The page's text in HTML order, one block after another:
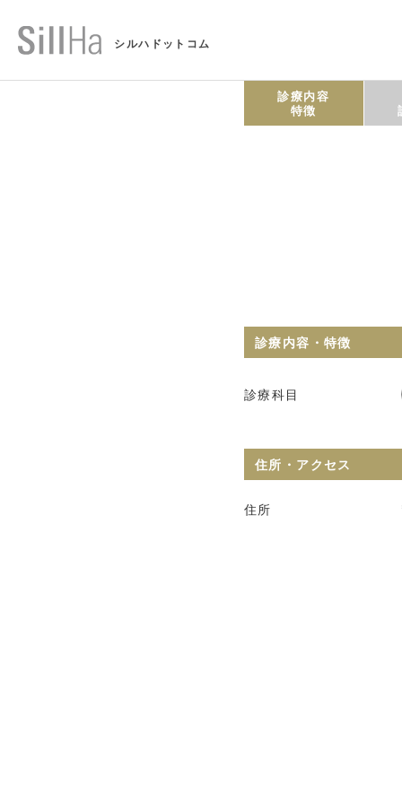
シルハドットコム
診療内容
特徴
診療内容・特徴
診療科目
住所・アクセス
住所